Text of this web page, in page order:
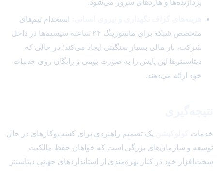
پردازنده‌ها و هاردهای سرور می‌شود.
استخدام تیم‌های
متخصص شبکه برای مانیتورینگ ۲۴ ساعته سیستم‌ها در داخل
شرکت، بار مالی بسیار سنگینی ایجاد می‌کند؛ در حالی که
دیتاسنترها این پایش را به صورت بومی و رایگان روی خدمات
خود ارائه می‌دهند.
خدمات
یک تصمیم راهبردی برای کسب‌وکارهای در حال
توسعه و سازمان‌های بزرگی است که خواهان حفظ مالکیت
سخت‌افزار خود در کنار بهره‌مندی از استانداردهای جهانی دیتاسنتر